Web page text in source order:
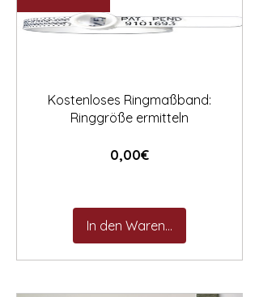
Kostenloses Ringmaßband:
Ringgröße ermitteln
0,00€Preis
In den Warenkorb